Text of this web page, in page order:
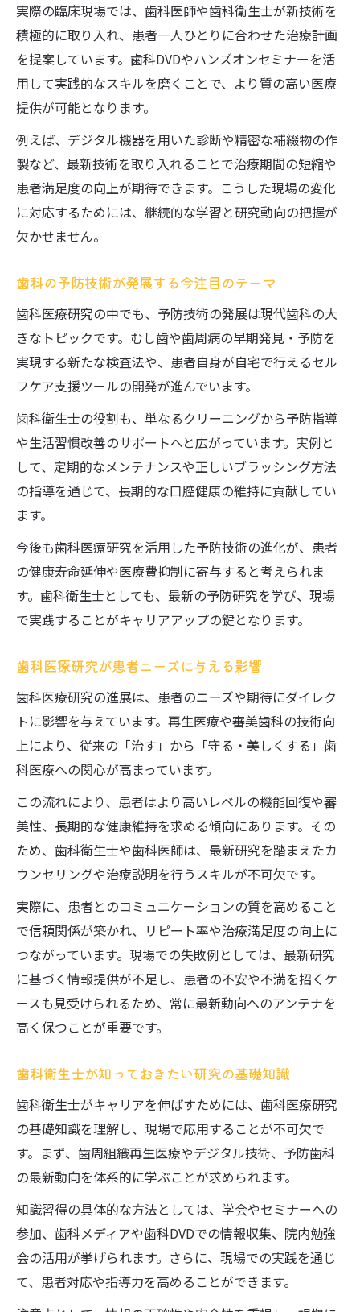
実際の臨床現場では、歯科医師や歯科衛生士が新技術を
積極的に取り入れ、患者一人ひとりに合わせた治療計画
を提案しています。歯科DVDやハンズオンセミナーを活
用して実践的なスキルを磨くことで、より質の高い医療
提供が可能となります。
例えば、デジタル機器を用いた診断や精密な補綴物の作
製など、最新技術を取り入れることで治療期間の短縮や
患者満足度の向上が期待できます。こうした現場の変化
に対応するためには、継続的な学習と研究動向の把握が
欠かせません。
歯科の予防技術が発展する今注目のテーマ
歯科医療研究の中でも、予防技術の発展は現代歯科の大
きなトピックです。むし歯や歯周病の早期発見・予防を
実現する新たな検査法や、患者自身が自宅で行えるセル
フケア支援ツールの開発が進んでいます。
歯科衛生士の役割も、単なるクリーニングから予防指導
や生活習慣改善のサポートへと広がっています。実例と
して、定期的なメンテナンスや正しいブラッシング方法
の指導を通じて、長期的な口腔健康の維持に貢献してい
ます。
今後も歯科医療研究を活用した予防技術の進化が、患者
の健康寿命延伸や医療費抑制に寄与すると考えられま
す。歯科衛生士としても、最新の予防研究を学び、現場
で実践することがキャリアアップの鍵となります。
歯科医療研究が患者ニーズに与える影響
歯科医療研究の進展は、患者のニーズや期待にダイレク
トに影響を与えています。再生医療や審美歯科の技術向
上により、従来の「治す」から「守る・美しくする」歯
科医療への関心が高まっています。
この流れにより、患者はより高いレベルの機能回復や審
美性、長期的な健康維持を求める傾向にあります。その
ため、歯科衛生士や歯科医師は、最新研究を踏まえたカ
ウンセリングや治療説明を行うスキルが不可欠です。
実際に、患者とのコミュニケーションの質を高めること
で信頼関係が築かれ、リピート率や治療満足度の向上に
つながっています。現場での失敗例としては、最新研究
に基づく情報提供が不足し、患者の不安や不満を招くケ
ースも見受けられるため、常に最新動向へのアンテナを
高く保つことが重要です。
歯科衛生士が知っておきたい研究の基礎知識
歯科衛生士がキャリアを伸ばすためには、歯科医療研究
の基礎知識を理解し、現場で応用することが不可欠で
す。まず、歯周組織再生医療やデジタル技術、予防歯科
の最新動向を体系的に学ぶことが求められます。
知識習得の具体的な方法としては、学会やセミナーへの
参加、歯科メディアや歯科DVDでの情報収集、院内勉強
会の活用が挙げられます。さらに、現場での実践を通じ
て、患者対応や指導力を高めることができます。